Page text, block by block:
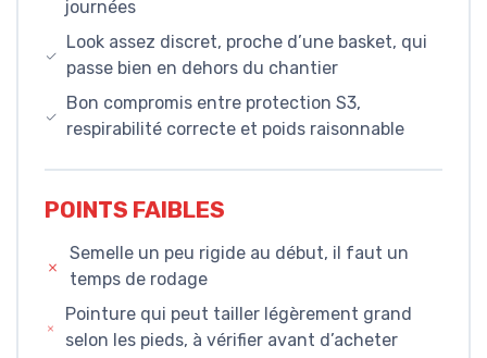
journées
Look assez discret, proche d’une basket, qui
passe bien en dehors du chantier
Bon compromis entre protection S3,
respirabilité correcte et poids raisonnable
POINTS FAIBLES
Semelle un peu rigide au début, il faut un
temps de rodage
Pointure qui peut tailler légèrement grand
selon les pieds, à vérifier avant d’acheter